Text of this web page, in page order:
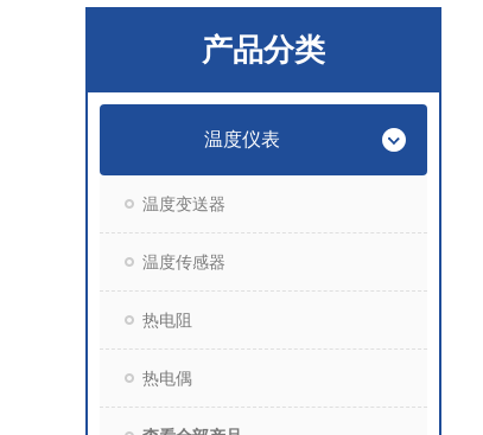
产品分类
温度仪表
温度变送器
温度传感器
热电阻
热电偶